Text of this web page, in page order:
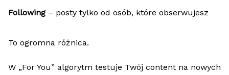
Following – posty tylko od osób, które obserwujesz
To ogromna różnica.
W „For You” algorytm testuje Twój content na nowych